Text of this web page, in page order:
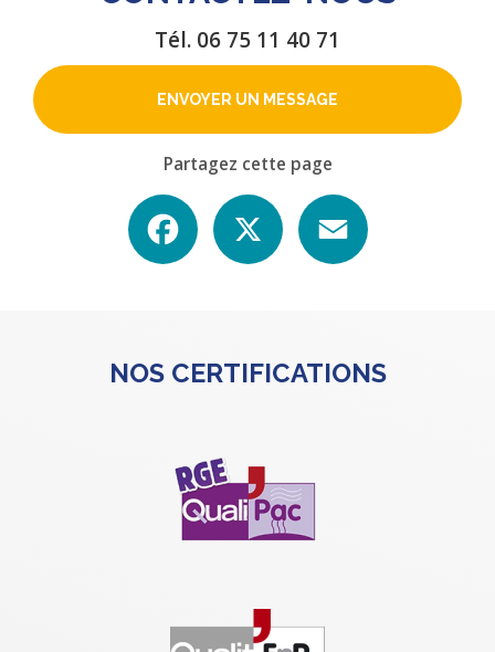
Tél. 06 75 11 40 71
ENVOYER UN MESSAGE
Partagez cette page
Facebook
NOS CERTIFICATIONS